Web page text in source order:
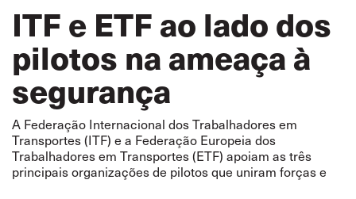
ITF e ETF ao lado dos
pilotos na ameaça à
segurança
A Federação Internacional dos Trabalhadores em
Transportes (ITF) e a Federação Europeia dos
Trabalhadores em Transportes (ETF) apoiam as três
principais organizações de pilotos que uniram forças e